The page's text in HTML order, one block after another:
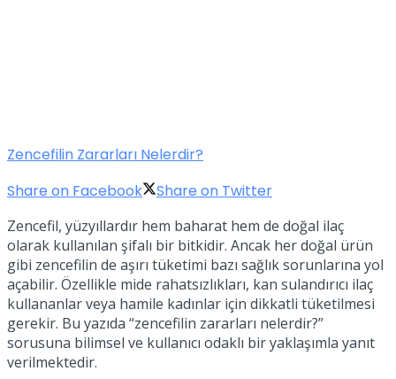
Zencefilin Zararları Nelerdir?
Share on Facebook
Share on Twitter
Zencefil, yüzyıllardır hem baharat hem de doğal ilaç
olarak kullanılan şifalı bir bitkidir. Ancak her doğal ürün
gibi zencefilin de aşırı tüketimi bazı sağlık sorunlarına yol
açabilir. Özellikle mide rahatsızlıkları, kan sulandırıcı ilaç
kullananlar veya hamile kadınlar için dikkatli tüketilmesi
gerekir. Bu yazıda “zencefilin zararları nelerdir?”
sorusuna bilimsel ve kullanıcı odaklı bir yaklaşımla yanıt
verilmektedir.